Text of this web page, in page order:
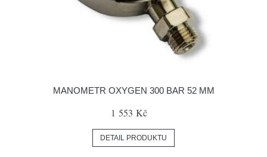
MANOMETR OXYGEN 300 BAR 52 MM
1 553 Kč
DETAIL PRODUKTU